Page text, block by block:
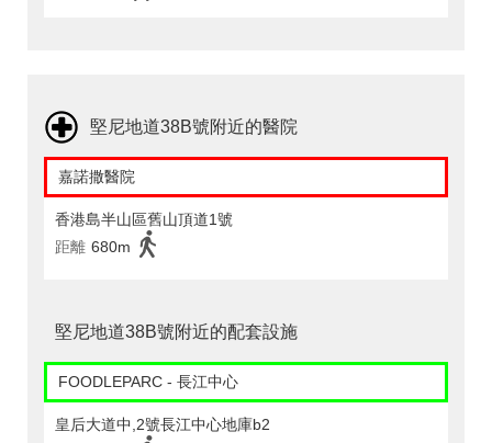
堅尼地道38B號附近的醫院
嘉諾撒醫院
香港島半山區舊山頂道1號
距離 680m
堅尼地道38B號附近的配套設施
FOODLEPARC - 長江中心
皇后大道中,2號長江中心地庫b2